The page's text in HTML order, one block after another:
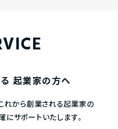
起業家の方へ
れから創業される起業家の
サポートいたします。